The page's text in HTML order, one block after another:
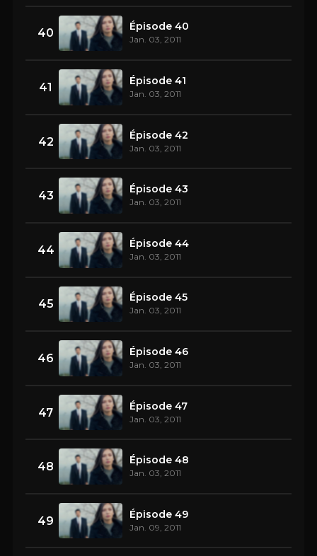
40 Épisode 40
Jan. 03, 2011
41 Épisode 41
Jan. 03, 2011
42 Épisode 42
Jan. 03, 2011
43 Épisode 43
Jan. 03, 2011
44 Épisode 44
Jan. 03, 2011
45 Épisode 45
Jan. 03, 2011
46 Épisode 46
Jan. 03, 2011
47 Épisode 47
Jan. 03, 2011
48 Épisode 48
Jan. 03, 2011
49 Épisode 49
Jan. 09, 2011